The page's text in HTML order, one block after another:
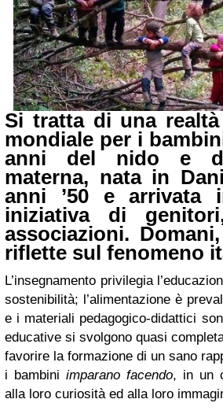
Si tratta di una
mondiale per i
anni del nido e
materna, nata in
anni ’50 e arrivata
iniziativa di
associazioni.
riflette sul fenomeno
L’insegnamento privilegia
sostenibilità; l’alimentazione è
e i materiali pedagogico-didattici
educative si svolgono quasi
favorire la formazione di un sano
i bambini imparano facendo, in un
alla loro curiosità ed alla loro